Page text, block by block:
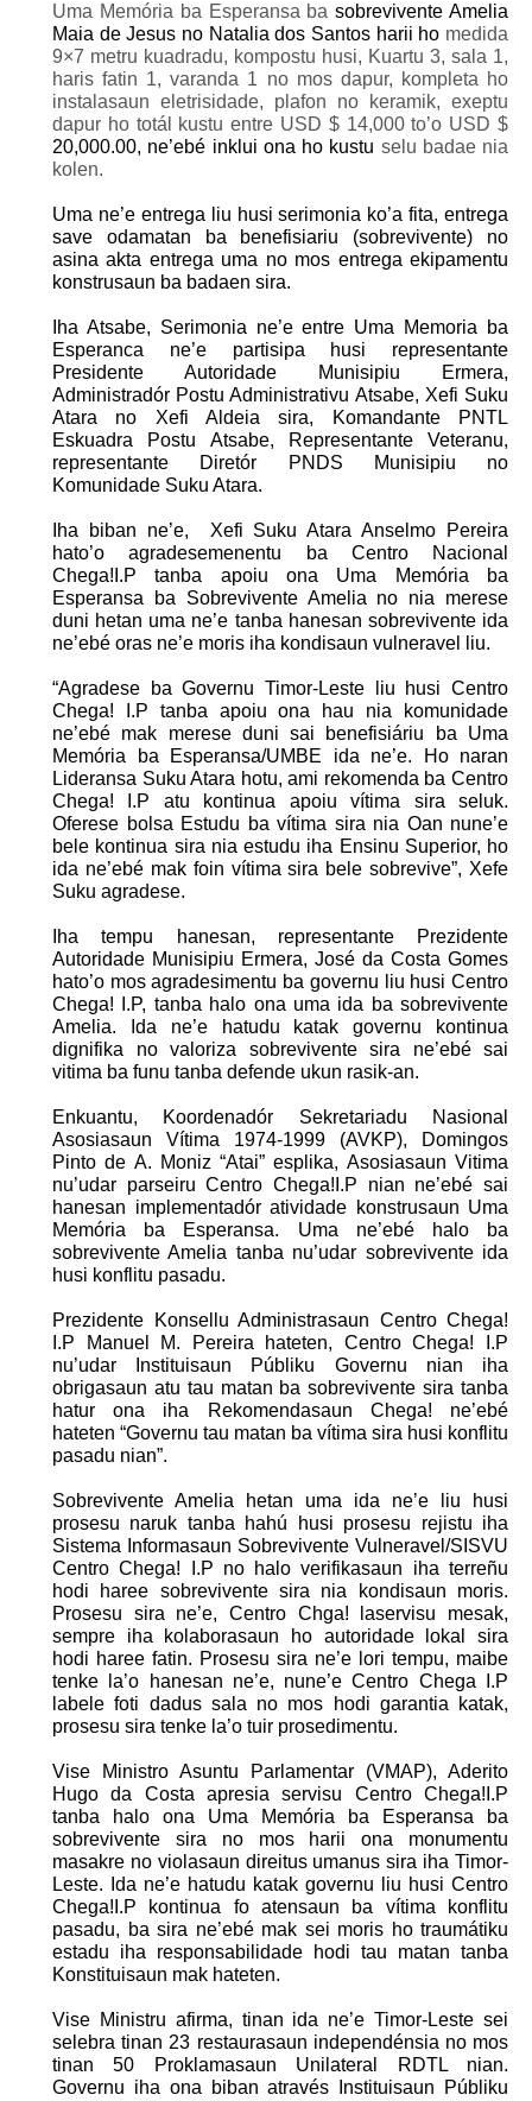
Uma Memória ba Esperansa basobrevivente Amelia
Maia de Jesus no Natalia dos Santos harii ho medida
9×7 metru kuadradu, kompostu husi, Kuartu 3, sala 1,
haris fatin 1, varanda 1 no mos dapur, kompleta ho
instalasaun eletrisidade, plafon no keramik, exeptu
dapur ho totál kustu entre USD $ 14,000 to’o USD $
20,000.00, ne’ebé inklui ona ho kustu selu badae nia
kolen.
Uma ne’e entrega liu husi serimonia ko’a fita, entrega
save odamatan ba benefisiariu (sobrevivente) no
asina akta entrega uma no mos entrega ekipamentu
konstrusaun ba badaen sira.
Iha Atsabe, Serimonia ne’e entre Uma Memoria ba
Esperanca ne’e partisipa husi representante
Presidente Autoridade Munisipiu Ermera,
Administradór Postu Administrativu Atsabe, Xefi Suku
Atara no Xefi Aldeia sira, Komandante PNTL
Eskuadra Postu Atsabe, Representante Veteranu,
representante Diretór PNDS Munisipiu no
Komunidade Suku Atara.
Iha biban ne’e,
Xefi Suku Atara Anselmo Pereira
hato’o agradesemenentu ba Centro Nacional
Chega!I.P tanba apoiu ona Uma Memória ba
Esperansa ba Sobrevivente Amelia no nia merese
duni hetan uma ne’e tanba hanesan sobrevivente ida
ne’ebé oras ne’e moris iha kondisaun vulneravel liu.
“Agradese ba Governu Timor-Leste liu husi Centro
Chega! I.P tanba apoiu ona hau nia komunidade
ne’ebé mak merese duni sai benefisiáriu ba Uma
Memória ba Esperansa/UMBE ida ne’e. Ho naran
Lideransa Suku Atara hotu, ami rekomenda ba Centro
Chega! I.P atu kontinua apoiu vítima sira seluk.
Oferese bolsa Estudu ba vítima sira nia Oan nune’e
bele kontinua sira nia estudu iha Ensinu Superior, ho
ida ne’ebé mak foin vítima sira bele sobrevive”, Xefe
Suku agradese.
Iha tempu hanesan, representante Prezidente
Autoridade Munisipiu Ermera, José da Costa Gomes
hato’o mos agradesimentu ba governu liu husi Centro
Chega! I.P, tanba halo ona uma ida ba sobrevivente
Amelia. Ida ne’e hatudu katak governu kontinua
dignifika no valoriza sobrevivente sira ne’ebé sai
vitima ba funu tanba defende ukun rasik-an.
Enkuantu, Koordenadór Sekretariadu Nasional
Asosiasaun Vítima 1974-1999 (AVKP), Domingos
Pinto de A. Moniz “Atai” esplika, Asosiasaun Vitima
nu’udar parseiru Centro Chega!I.P nian ne’ebé sai
hanesan implementadór atividade konstrusaun Uma
Memória ba Esperansa. Uma ne’ebé halo ba
sobrevivente Amelia tanba nu’udar sobrevivente ida
husi konflitu pasadu.
Prezidente Konsellu Administrasaun Centro Chega!
I.P Manuel M. Pereira hateten, Centro Chega! I.P
nu’udar Instituisaun Públiku Governu nian iha
obrigasaun atu tau matan ba sobrevivente sira tanba
hatur ona iha Rekomendasaun Chega! ne’ebé
hateten “Governu tau matan ba vítima sira husi konflitu
pasadu nian”.
Sobrevivente Amelia hetan uma ida ne’e liu husi
prosesu naruk tanba hahú husi prosesu rejistu iha
Sistema Informasaun Sobrevivente Vulneravel/SISVU
Centro Chega! I.P no halo verifikasaun iha terreñu
hodi haree sobrevivente sira nia kondisaun moris.
Prosesu sira ne’e, Centro Chga! laservisu mesak,
sempre iha kolaborasaun ho autoridade lokal sira
hodi haree fatin. Prosesu sira ne’e lori tempu, maibe
tenke la’o hanesan ne’e, nune’e Centro Chega I.P
labele foti dadus sala no mos hodi garantia katak,
prosesu sira tenke la’o tuir prosedimentu.
Vise Ministro Asuntu Parlamentar (VMAP), Aderito
Hugo da Costa apresia servisu Centro Chega!I.P
tanba halo ona Uma Memória ba Esperansa ba
sobrevivente sira no mos harii ona monumentu
masakre no violasaun direitus umanus sira iha Timor-
Leste. Ida ne’e hatudu katak governu liu husi Centro
Chega!I.P kontinua fo atensaun ba vítima konflitu
pasadu, ba sira ne’ebé mak sei moris ho traumátiku
estadu iha responsabilidade hodi tau matan tanba
Konstituisaun mak hateten.
Vise Ministru afirma, tinan ida ne’e Timor-Leste sei
selebra tinan 23 restaurasaun independénsia no mos
tinan 50 Proklamasaun Unilateral RDTL nian.
Governu iha ona biban através Instituisaun Públiku